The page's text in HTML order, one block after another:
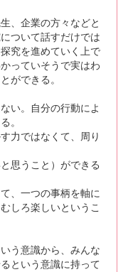
、企業の方々などと
ついて話すだけでは
究を進めていく上で
っていそうで実はわ
ができる。
い。自分の行動によ
。
力ではなくて、周り
思うこと）ができる
、一つの事柄を軸に
しろ楽しいというこ
う意識から、みんな
という意識に持って